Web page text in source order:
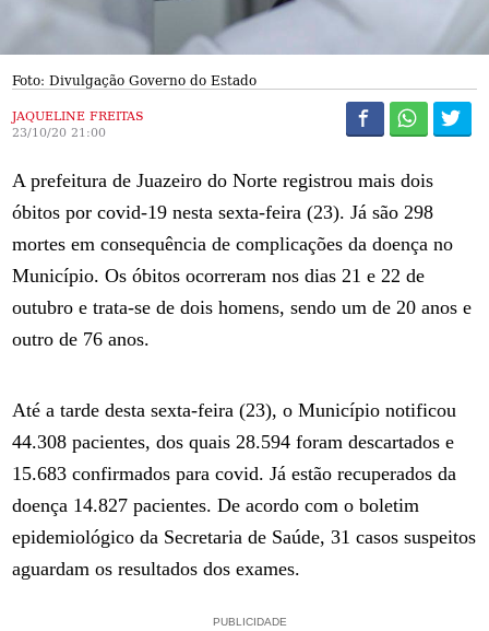
Foto: Divulgação Governo do Estado
JAQUELINE FREITAS
23/10/20 21:00
A prefeitura de Juazeiro do Norte registrou mais dois
óbitos por covid-19 nesta sexta-feira (23). Já são 298
mortes em consequência de complicações da doença no
Município. Os óbitos ocorreram nos dias 21 e 22 de
outubro e trata-se de dois homens, sendo um de 20 anos e
outro de 76 anos.
Até a tarde desta sexta-feira (23), o Município notificou
44.308 pacientes, dos quais 28.594 foram descartados e
15.683 confirmados para covid. Já estão recuperados da
doença 14.827 pacientes. De acordo com o boletim
epidemiológico da Secretaria de Saúde, 31 casos suspeitos
aguardam os resultados dos exames.
PUBLICIDADE